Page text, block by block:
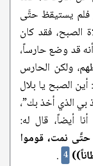
يستيقظ حتَّى
الصبح، فقد كان
قد وضع حارساً،
ولكن الحارس
أين الصبح يا بلال
بي الذي أخذ بك”،
أيضاً، قال له:
نمت، قوموا
4
.